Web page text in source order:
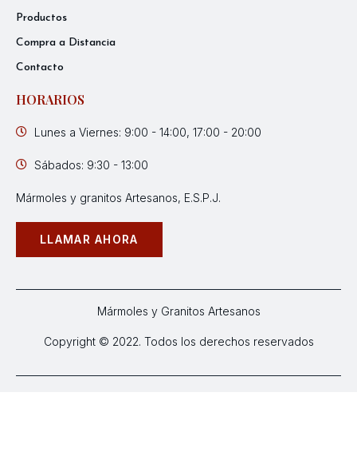
Productos
Compra a Distancia
Contacto
HORARIOS
Lunes a Viernes: 9:00 - 14:00, 17:00 - 20:00
Sábados: 9:30 - 13:00
Mármoles y granitos Artesanos, E.S.P.J.
LLAMAR AHORA
Mármoles y Granitos Artesanos
Copyright © 2022. Todos los derechos reservados